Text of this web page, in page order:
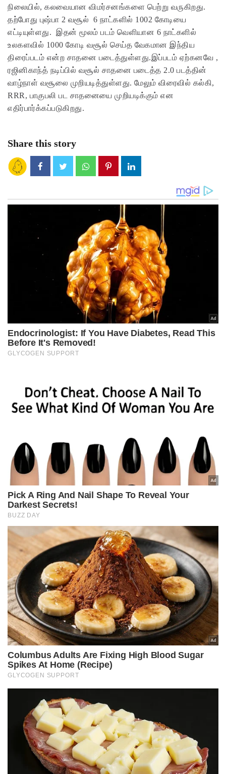
நிலையில், கலவையான விமர்சனங்களை பெற்று வருகிறது.
தற்போது புஷ்பா 2 வசூல் 6 நாட்களில் 1002 கோடியை
எட்டியுள்ளது. இதன் மூலம் படம் வெளியான 6 நாட்களில்
உலகளவில் 1000 கோடி வசூல் செய்த வேகமான இந்திய
திரைப்படம் என்ற சாதனை படைத்துள்ளது.இப்படம் ஏற்கனவே ,
ரஜினிகாந்த் நடிப்பில் வசூல் சாதனை படைத்த 2.0 படத்தின்
வாழ்நாள் வசூலை முறியடித்துள்ளது. மேலும் விரைவில் கல்கி,
RRR, பாகுபலி பட சாதனையை முறியடிக்கும் என
எதிர்பார்க்கப்படுகிறது.
Share this story